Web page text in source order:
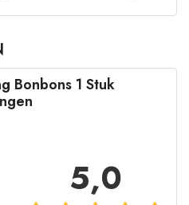
Bonbons 1 Stuk
5,0